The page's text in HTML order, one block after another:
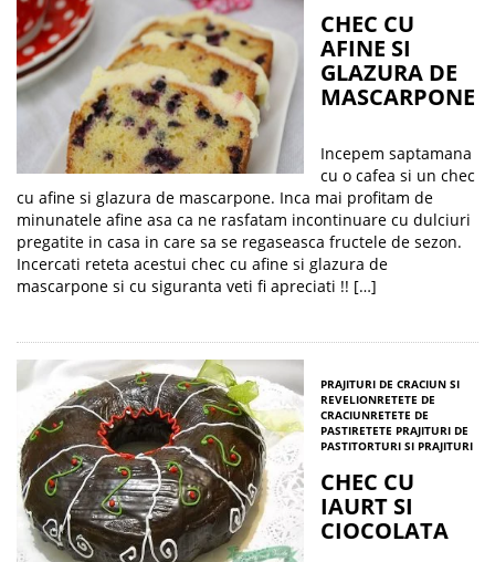
CHEC CU
AFINE SI
GLAZURA DE
MASCARPONE
Incepem saptamana
cu o cafea si un chec
cu afine si glazura de mascarpone. Inca mai profitam de
minunatele afine asa ca ne rasfatam incontinuare cu dulciuri
pregatite in casa in care sa se regaseasca fructele de sezon.
Incercati reteta acestui chec cu afine si glazura de
mascarpone si cu siguranta veti fi apreciati !! […]
PRAJITURI DE CRACIUN SI
REVELIONRETETE DE
CRACIUNRETETE DE
PASTIRETETE PRAJITURI DE
PASTITORTURI SI PRAJITURI
CHEC CU
IAURT SI
CIOCOLATA